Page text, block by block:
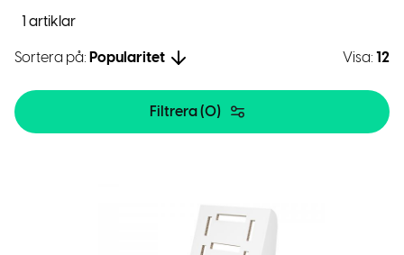
1 artiklar
Sortera på: Popularitet Visa: 12
Filtrera (0)